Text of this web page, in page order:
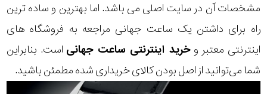
مشخصات آن در سایت اصلی می باشد. اما بهترین و ساده ترین
راه برای داشتن یک ساعت جهانی مراجعه به فروشگاه های
اینترنتی معتبر وخرید اینترنتی ساعت جهانی است. بنابراین
شما می‌توانید از اصل بودن کالای خریداری شده مطمئن باشید.